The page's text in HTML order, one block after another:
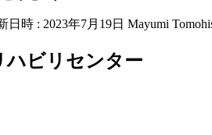
日時 : 2023年7月19日 Mayumi
ハビリセンター